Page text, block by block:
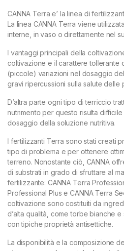
CANNA Terra e’ la linea di
La linea CANNA Terra viene
interne, in vaso o direttamente nel
I vantaggi principali della
coltivazione e il carattere tollerante
(piccole) variazioni nel dosaggio
gravi ripercussioni sulla salute delle
D’altra parte ogni tipo di terriccio
nutrimento per questo risulta
dosaggio della soluzione nutritiva.
I fertilizzanti Terra sono stati creati
tipo di problema e per ottenere
terreno. Nonostante ciò, CANNA
di substrati in grado di sfruttare al
fertilizzante: CANNA Terra
Professional Plus e CANNA Terra
coltivazione sono costituiti da
d’alta qualità, come torbe bianche
con tipiche proprietà antisettiche.
La disponibilità e la composizione